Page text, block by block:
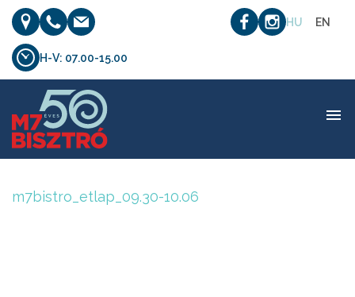
HU EN
H-V: 07.00-15.00
m7bistro_etlap_09.30-10.06
m7bistro_etlap_09.30-10.06